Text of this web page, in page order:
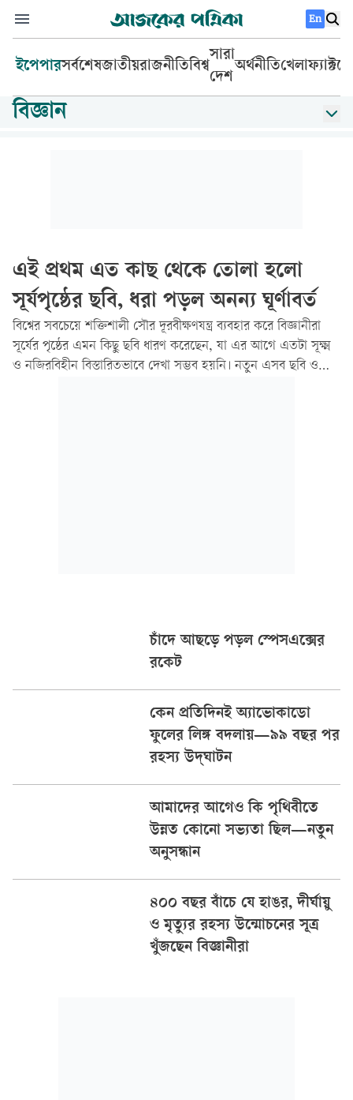
En
ইপেপারসর্বশেষজাতীয়রাজনীতিবিশ্ব
সারা
দেশ
অর্থনীতিখেলা
বিজ্ঞান
এই প্রথম এত কাছ থেকে তোলা হলো
সূর্যপৃষ্ঠের ছবি, ধরা পড়ল অনন্য ঘূর্ণাবর্ত
বিশ্বের সবচেয়ে শক্তিশালী সৌর দূরবীক্ষণযন্ত্র ব্যবহার করে বিজ্ঞানীরা
সূর্যের পৃষ্ঠের এমন কিছু ছবি ধারণ করেছেন, যা এর আগে এতটা সূক্ষ্ম
ও নজিরবিহীন বিস্তারিতভাবে দেখা সম্ভব হয়নি। নতুন এসব ছবি ও
চাঁদে আছড়ে পড়ল স্পেসএক্সের
রকেট
কেন প্রতিদিনই অ্যাভোকাডো
ফুলের লিঙ্গ বদলায়—৯৯ বছর পর
রহস্য উদ্‌ঘাটন
আমাদের আগেও কি পৃথিবীতে
উন্নত কোনো সভ্যতা ছিল—নতুন
অনুসন্ধান
৪০০ বছর বাঁচে যে হাঙর, দীর্ঘায়ু
ও মৃত্যুর রহস্য উন্মোচনের সূত্র
খুঁজছেন বিজ্ঞানীরা